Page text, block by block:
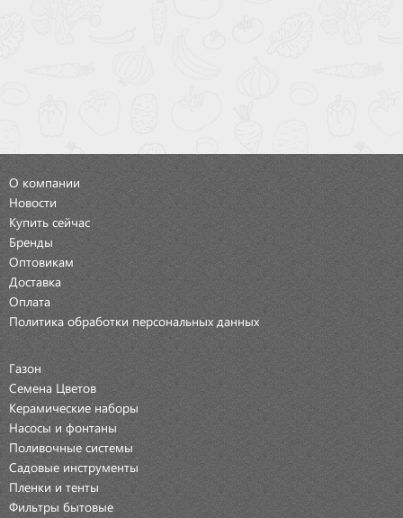
О компании
Новости
Купить сейчас
Бренды
Оптовикам
Доставка
Оплата
Политика обработки персональных данных
Газон
Семена Цветов
Керамические наборы
Насосы и фонтаны
Поливочные системы
Садовые инструменты
Пленки и тенты
Фильтры бытовые